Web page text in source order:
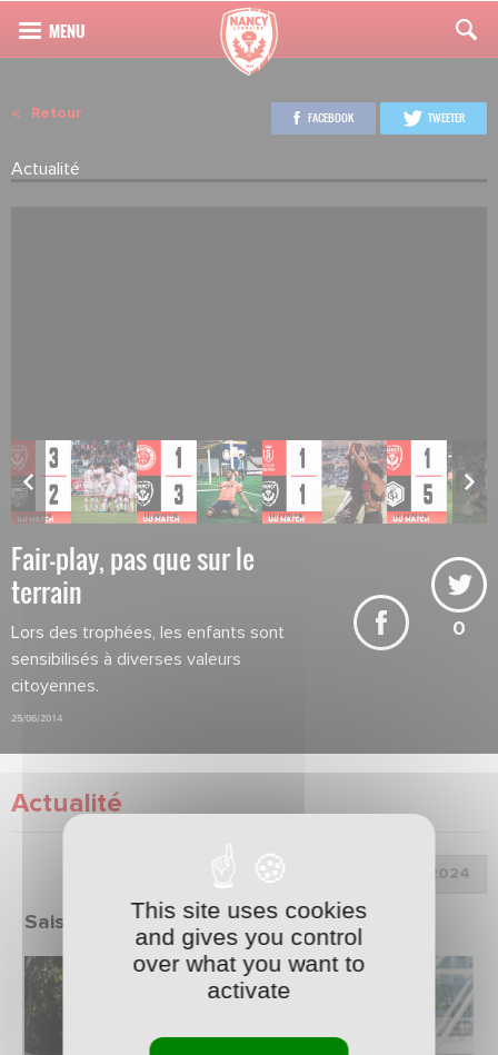
Retour
Actualité
FACEBOOK TWEETER
Fair-play, pas que sur le
terrain
Lors des trophées, les enfants sont
sensibilisés à diverses valeurs
citoyennes.
25/06/2014
0
Actualité
Choix de la saison :
Saison 2023/2024This site uses cookies
and gives you control
over what you want to
activate